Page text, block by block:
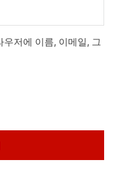
저에 이름, 이메일, 그